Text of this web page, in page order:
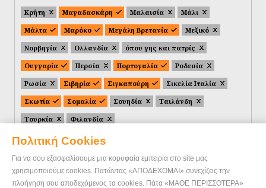
Πολιτική Cookies
Για να σου εξασφαλίσουμε μια κορυφαία εμπειρία στο site μας
χρησιμοποιούμε cookies. Πατώντας «ΑΠΟΔΕΧΟΜΑΙ» συνεχίζεις την
πλοήγηση σου αποδεχόμενος τα cookies. Πάτα «ΜΑΘΕ ΠΕΡΙΣΣΟΤΕΡΑ»
Κρήτη
Μαγαδασκάρη Μαλαισία
Μάλι
Μάλτα
Μαρόκο Μεγάλη Βρετανία
Μεξικό
Νορβηγία
Ολλανδία
όπου γης και πατρίς
Ουγγαρία
Περσία Πορτογαλία
Ροδεσία
Ρωσία
Σιβηρία Σιγκαπούρη
Σικελία Ιταλία
Σκωτία
Σομαλία Σουηδία
Ταιλάνδη
Τουρκία
Φιλανδία